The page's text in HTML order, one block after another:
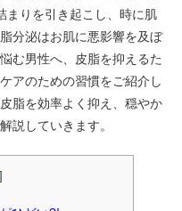
まりを引き起こし、時に肌
分泌はお肌に悪影響を及ぼ
む男性へ、皮脂を抑えるた
アのための習慣をご紹介し
脂を効率よく抑え、穏やか
説していきます。